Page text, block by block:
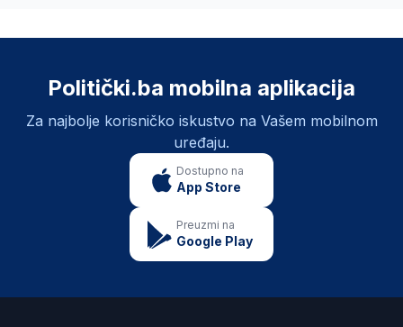
Politički.ba mobilna aplikacija
Za najbolje korisničko iskustvo na Vašem mobilnom
uređaju.
Dostupno na
App Store
Preuzmi na
Google Play